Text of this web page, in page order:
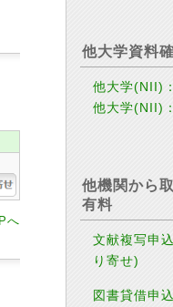
へ
他大学資料
他大学(NII)
他大学(NII)
他機関から
有料
文献複写申
り寄せ)
図書貸借申